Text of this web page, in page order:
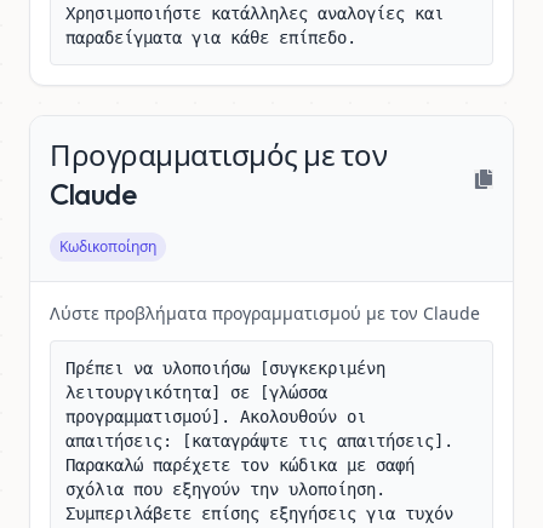
Χρησιμοποιήστε κατάλληλες αναλογίες και
παραδείγματα για κάθε επίπεδο.
Προγραμματισμός με τον
Claude
Κωδικοποίηση
Λύστε προβλήματα προγραμματισμού με τον Claude
Πρέπει να υλοποιήσω [συγκεκριμένη
λειτουργικότητα] σε [γλώσσα
προγραμματισμού]. Ακολουθούν οι
απαιτήσεις: [καταγράψτε τις απαιτήσεις].
Παρακαλώ παρέχετε τον κώδικα με σαφή
σχόλια που εξηγούν την υλοποίηση.
Συμπεριλάβετε επίσης εξηγήσεις για τυχόν